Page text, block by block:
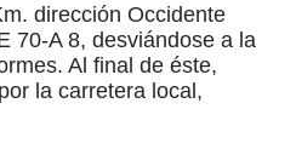
dirección Occidente
70-A 8, desviándose a la
Al final de éste,
la carretera local,